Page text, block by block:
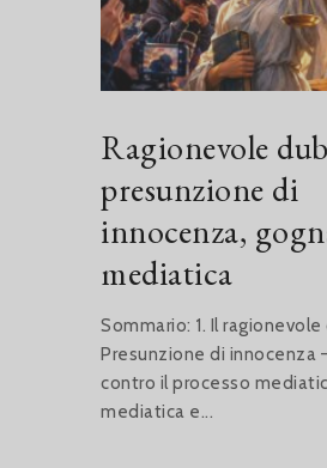
Ragionevole
presunzione di
innocenza,
mediatica
Sommario: 1. Il
Presunzione di innocenza
contro il processo
mediatica e...